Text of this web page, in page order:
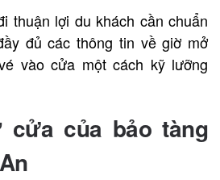
thuận lợi du khách cần chuẩn
đủ các thông tin về giờ mở
vào cửa một cách kỹ lưỡng
cửa của bảo tàng